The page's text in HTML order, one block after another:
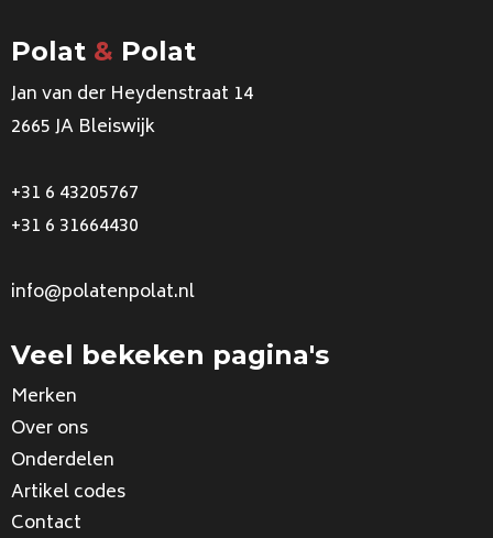
Polat & Polat
Jan van der Heydenstraat 14
2665 JA Bleiswijk
+31 6 43205767
+31 6 31664430
info@polatenpolat.nl
Veel bekeken pagina's
Merken
Over ons
Onderdelen
Artikel codes
Contact